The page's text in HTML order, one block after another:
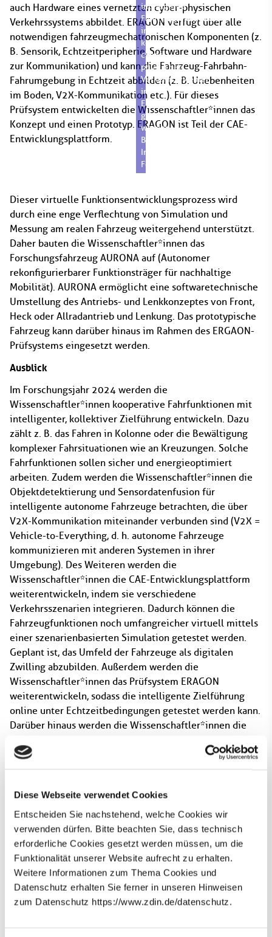
Diese Webseite verwendet Cookies
Entscheiden Sie nachstehend, welche Cookies wir
verwenden dürfen. Bitte beachten Sie, dass technisch
erforderliche Cookies gesetzt werden müssen, um die
Funktionalität unserer Website aufrecht zu erhalten.
Weitere Informationen zum Thema Cookies und
Datenschutz erhalten Sie ferner in unseren Hinweisen
zum Datenschutz https://www.zdin.de/datenschutz.
auch Hardware eines vernetzten cyber-physischen
Verkehrssystems abbildet. ERAGON verfügt über alle
notwendigen fahrzeugmechatronischen Komponenten (z.
B. Sensorik, Echtzeitperipherie, Software und Hardware
zur Kommunikation) und kann die Fahrzeug-Fahrbahn-
Fahrumgebung in Echtzeit abbilden (z. B. Unebenheiten
im Boden, V2X-Kommunikation etc.). Für dieses
Prüfsystem entwickelten die Wissenschaftler*innen das
Konzept und einen Prototyp. ERAGON ist Teil der CAE-
Entwicklungsplattform.
intelligente
Fahrzeugfunktionen
in
kooperierenden
cyber-
physischen
Verkehrssystemen
in
Echtzeit
getestet
werden.
Bildquelle:
Imke
Folkerts
Dieser virtuelle Funktionsentwicklungsprozess wird
durch eine enge Verflechtung von Simulation und
Messung am realen Fahrzeug weitergehend unterstützt.
Daher bauten die Wissenschaftler*innen das
Forschungsfahrzeug AURONA auf (Autonomer
rekonfigurierbarer Funktionsträger für nachhaltige
Mobilität). AURONA ermöglicht eine softwaretechnische
Umstellung des Antriebs- und Lenkkonzeptes von Front,
Heck oder Allradantrieb und Lenkung. Das prototypische
Fahrzeug kann darüber hinaus im Rahmen des ERGAON-
Prüfsystems eingesetzt werden.
Ausblick
Im Forschungsjahr 2024 werden die
Wissenschaftler*innen kooperative Fahrfunktionen mit
intelligenter, kollektiver Zielführung entwickeln. Dazu
zählt z. B. das Fahren in Kolonne oder die Bewältigung
komplexer Fahrsituationen wie an Kreuzungen. Solche
Fahrfunktionen sollen sicher und energieoptimiert
arbeiten. Zudem werden die Wissenschaftler*innen die
Objektdetektierung und Sensordatenfusion für
intelligente autonome Fahrzeuge betrachten, die über
V2X-Kommunikation miteinander verbunden sind (V2X =
Vehicle-to-Everything, d. h. autonome Fahrzeuge
kommunizieren mit anderen Systemen in ihrer
Umgebung). Des Weiteren werden die
Wissenschaftler*innen die CAE-Entwicklungsplattform
weiterentwickeln, indem sie verschiedene
Verkehrsszenarien integrieren. Dadurch können die
Fahrzeugfunktionen noch umfangreicher virtuell mittels
einer szenarienbasierten Simulation getestet werden.
Geplant ist, das Umfeld der Fahrzeuge als digitalen
Zwilling abzubilden. Außerdem werden die
Wissenschaftler*innen das Prüfsystem ERAGON
weiterentwickeln, sodass die intelligente Zielführung
online unter Echtzeitbedingungen getestet werden kann.
Darüber hinaus werden die Wissenschaftler*innen die
CAE-Plattform integrieren. Das Testfeld Niedersachsen
handelt es sich um Autobahn-, Bundesstraßen- und
Landstraßenabschnitte, die mittels Kameras erfasst und
digitalisiert werden. Diese realen Verkehrdaten sind für
Simulationen und das virtuelle Testen von
Fahrzeugfunktionen besonders hilfreich.